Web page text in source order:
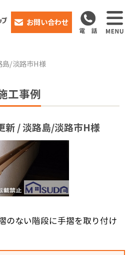
お問い合わせ
島/淡路市H様
工事例
新 / 淡路島/淡路市H様
のない階段に手摺を取り付け